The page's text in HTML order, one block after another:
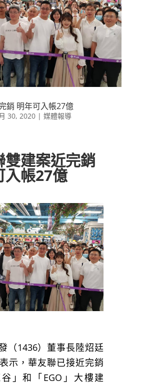
銷 明年可入帳27億
30, 2020| 媒體報導
雙建案近完銷
入帳27億
（1436）董事長陸炤廷
示，華友聯已接近完銷
」和「EGO」大樓建